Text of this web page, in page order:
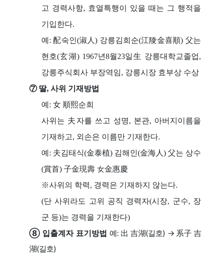
고 경력사항, 효열특행이 있을 때는 그 행적을
기입한다.
예: 配숙인(淑人) 강릉김희순(江陵金喜順) 父는
현호(玄湖) 1967년8월23일生 강릉대학교졸업,
강릉주식회사 부장역임, 강릉시장 효부상 수상
⑦ 딸, 사위 기재방법
예: 女 順熙순희
사위는 夫자를 쓰고 성명, 본관, 아버지이름을
기재하고, 외손은 이름만 기재한다.
예: 夫김태식(金泰植) 김해인(金海人) 父는 상수
(賞首) 子金現壽 女金惠慶
※사위의 학력, 경력은 기재하지 않는다.
(단 사위라도 고위 공직 경력자(시장, 군수, 장
군 등)는 경력을 기재한다)
⑧ 입출계자 표기방법 예: 出 吉湖(길호) → 系子 吉
湖(길호)